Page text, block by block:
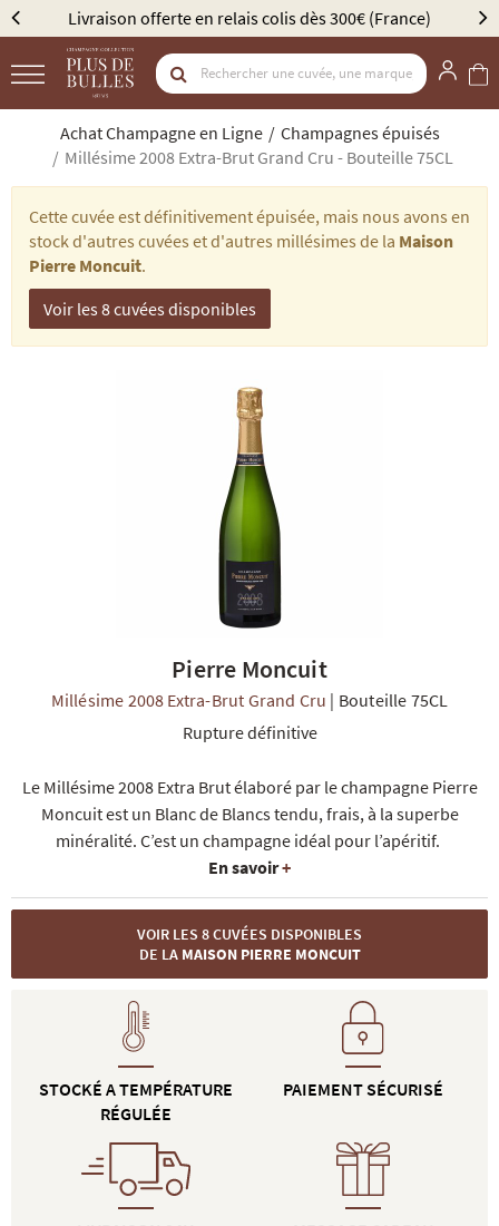
NOS COFFRETS DÉCOUVERTES NOS MEILLEURES VENTES
(France) Élu Meilleur Caviste Champagne par
Achat Champagne en Ligne
Champagnes épuisés
Millésime 2008 Extra-Brut Grand Cru - Bouteille 75CL
Cette cuvée est définitivement épuisée, mais nous avons en
stock d'autres cuvées et d'autres millésimes de la Maison
Pierre Moncuit.
Voir les 8 cuvées disponibles
Pierre Moncuit
Millésime 2008 Extra-Brut Grand Cru | Bouteille 75CL
Rupture définitive
Le Millésime 2008 Extra Brut élaboré par le champagne Pierre
Moncuit est un Blanc de Blancs tendu, frais, à la superbe
minéralité. C’est un champagne idéal pour l’apéritif.
En savoir+
VOIR LES 8 CUVÉES DISPONIBLES
DE LA MAISON PIERRE MONCUIT
STOCKÉ A TEMPÉRATURE
RÉGULÉE
PAIEMENT SÉCURISÉ